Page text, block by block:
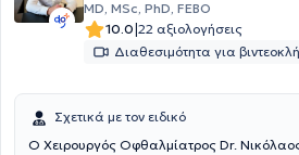
MD, MSc, PhD, FEBO
10.0|22 αξιολογήσεις
Διαθεσιμότητα για
Σχετικά με τον ειδικό
Ο Χειρουργός Οφθαλμίατρος Dr.